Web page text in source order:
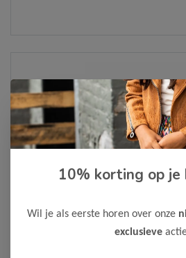
Over ons
Lees meer
Als je een klacht hebt of een
Whatsapp. We zullen je bericht
10% korting op
Wil je als eerste horen over onze
exclusieve